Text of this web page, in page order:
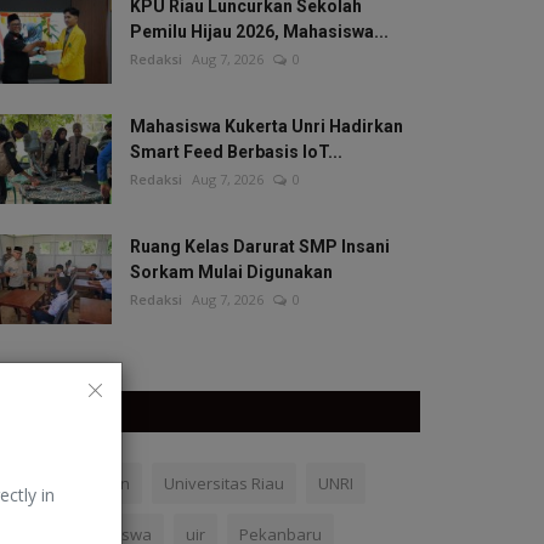
in
KPU Riau Luncurkan Sekolah
Pemilu Hijau 2026, Mahasiswa...
Redaksi Aug 7, 2026 0
Mahasiswa Kukerta Unri Hadirkan
Smart Feed Berbasis IoT...
Redaksi Aug 7, 2026 0
Ruang Kelas Darurat SMP Insani
Sorkam Mulai Digunakan
Redaksi Aug 7, 2026 0
Kemendikdasmen Universitas Riau UNRI
mahasiswa uir Pekanbaru